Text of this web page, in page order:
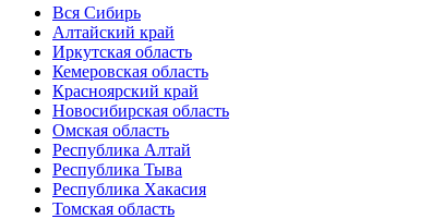
Вся Сибирь
Алтайский край
Иркутская область
Кемеровская область
Красноярский край
Новосибирская область
Омская область
Республика Алтай
Республика Тыва
Республика Хакасия
Томская область